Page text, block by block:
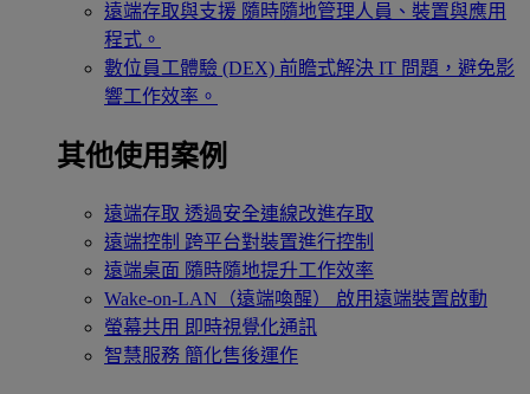
遠端存取與支援 隨時隨地管理人員、裝置與應用
程式。
數位員工體驗 (DEX) 前瞻式解決 IT 問題，避免影
響工作效率。
其他使用案例
遠端存取 透過安全連線改進存取
遠端控制 跨平台對裝置進行控制
遠端桌面 隨時隨地提升工作效率
Wake-on-LAN（遠端喚醒）
啟用遠端裝置啟動
螢幕共用 即時視覺化通訊
智慧服務 簡化售後運作